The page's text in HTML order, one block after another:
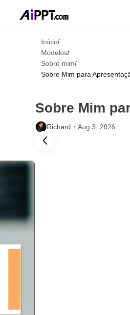
Início/
Modelos/
Sobre mim/
Sobre Mim para
Sobre Mim
Richard・ Aug 3, 2026